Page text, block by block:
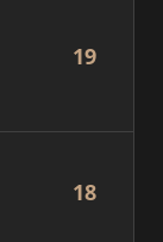
19
18